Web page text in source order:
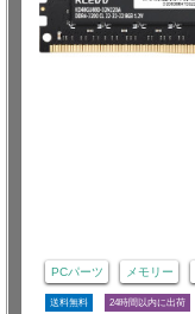
PCパーツ メモリー
送料無料 24時間以内に出荷